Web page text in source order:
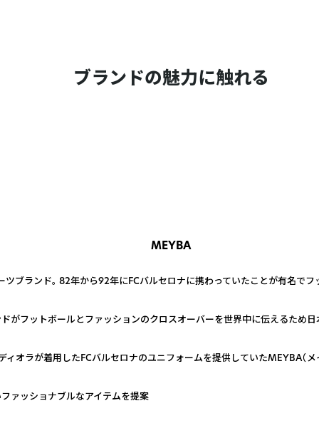
ブランドの魅力に触れる
MEYBA
ブランド。 82年から92年にFCバルセロナに携わっていたことが有名でフ
がフットボールとファッションのクロスオーバーを世界中に伝えるため日
ィオラが着用したFCバルセロナのユニフォームを提供していたMEYBA（
ァッショナブルなアイテムを提案